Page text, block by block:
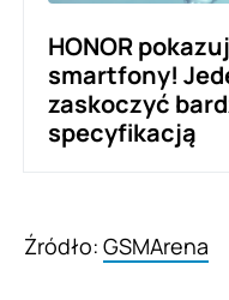
HONOR
smartfony!
zaskoczyć
specyfikacją
Źródło: GSMArena